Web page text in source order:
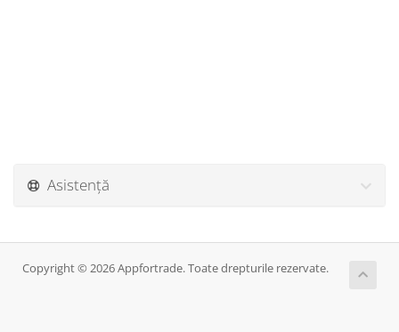
Asistență
Copyright © 2026 Appfortrade. Toate drepturile rezervate.